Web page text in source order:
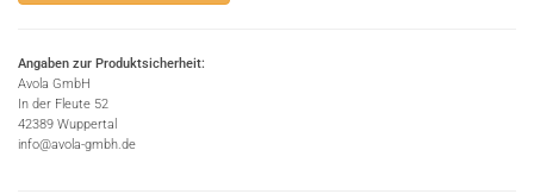
Angaben zur Produktsicherheit:
Avola GmbH
In der Fleute 52
42389 Wuppertal
info@avola-gmbh.de